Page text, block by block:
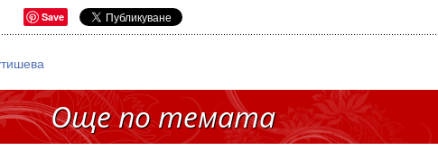
Save
Още по темата